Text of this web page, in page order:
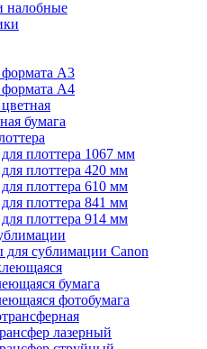
налобные
A3
A4
бумага
плоттера 1067 мм
плоттера 420 мм
плоттера 610 мм
плоттера 841 мм
плоттера 914 мм
для сублимации Canon
бумага
фотобумага
лазерный